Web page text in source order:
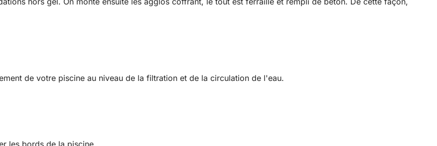
de votre piscine au niveau de la filtration et de la circulation de l'eau.
les bords de la piscine.